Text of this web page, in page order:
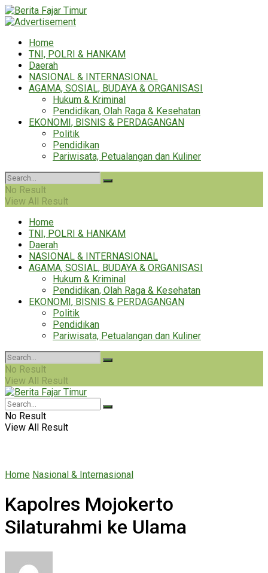
Home
TNI, POLRI & HANKAM
Daerah
NASIONAL & INTERNASIONAL
AGAMA, SOSIAL, BUDAYA & ORGANISASI
Hukum & Kriminal
Pendidikan, Olah Raga & Kesehatan
EKONOMI, BISNIS & PERDAGANGAN
Politik
Pendidikan
Pariwisata, Petualangan dan Kuliner
No Result
View All Result
Home
TNI, POLRI & HANKAM
Daerah
NASIONAL & INTERNASIONAL
AGAMA, SOSIAL, BUDAYA & ORGANISASI
Hukum & Kriminal
Pendidikan, Olah Raga & Kesehatan
EKONOMI, BISNIS & PERDAGANGAN
Politik
Pendidikan
Pariwisata, Petualangan dan Kuliner
No Result
View All Result
No Result
View All Result
Home Nasional & Internasional
Kapolres Mojokerto
Silaturahmi ke Ulama